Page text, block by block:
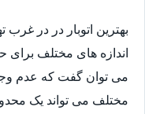
بهترین اتوبار در در غرب
می توان گفت که عدم
مختلف می تواند یک